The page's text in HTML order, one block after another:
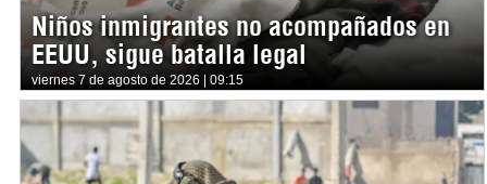
Niños inmigrantes no acompañados en
EEUU, sigue batalla legal
viernes 7 de agosto de 2026 | 09:15